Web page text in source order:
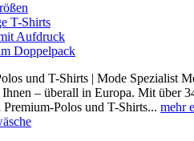
T-Shirts
Aufdruck
Doppelpack
und T-Shirts | Mode Spezialist
– überall in Europa. Mit über
Polos und T-Shirts... mehr